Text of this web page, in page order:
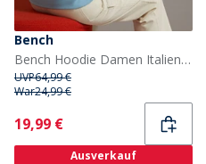
Bench
Bench Hoodie Damen Italien Hellblau
UVP64,99 €
War24,99 €
Current
19,99 €
Ausverkauf